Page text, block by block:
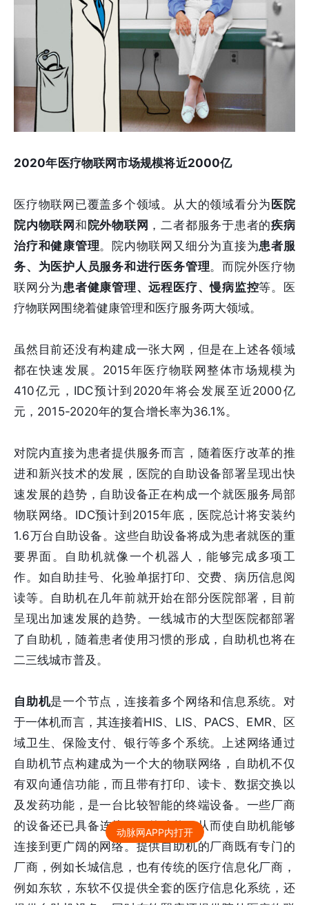
2020年医疗物联网市场规模将近2000亿
医疗物联网已覆盖多个领域。从大的领域看分为 医院
院内物联网 和 院外物联网 ，二者都服务于患者的疾病
治疗和健康管理。院内物联网又细分为直接为患者服
务、为医护人员服务和进行医务管理。而院外医疗物
联网分为患者健康管理、远程医疗、慢病监控等。医
疗物联网围绕着健康管理和医疗服务两大领域。
虽然目前还没有构建成一张大网，但是在上述各领域
都在快速发展。2015年医疗物联网整体市场规模为
410亿元，IDC预计到2020年将会发展至近2000亿
元，2015-2020年的复合增长率为36.1%。
对院内直接为患者提供服务而言，随着医疗改革的推
进和新兴技术的发展，医院的自助设备部署呈现出快
速发展的趋势，自助设备正在构成一个就医服务局部
物联网络。IDC预计到2015年底，医院总计将安装约
1.6万台自助设备。这些自助设备将成为患者就医的重
要界面。自助机就像一个机器人，能够完成多项工
作。如自助挂号、化验单据打印、交费、病历信息阅
读等。自助机在几年前就开始在部分医院部署，目前
呈现出加速发展的趋势。一线城市的大型医院都部署
了自助机，随着患者使用习惯的形成，自助机也将在
二三线城市普及。
自助机是一个节点，连接着多个网络和信息系统。对
于一体机而言，其连接着HIS、LIS、PACS、EMR、区
域卫生、保险支付、银行等多个系统。上述网络通过
自助机节点构建成为一个大的物联网络，自助机不仅
有双向通信功能，而且带有打印、读卡、数据交换以
及发药功能，是一台比较智能的终端设备。一些厂商
的设备还已具备连接APP的功能，从而使自助机能够
连接到更广阔的网络。提供自助机的厂商既有专门的
厂商，例如长城信息，也有传统的医疗信息化厂商，
例如东软，东软不仅提供全套的医疗信息化系统，还
动脉网APP内打开